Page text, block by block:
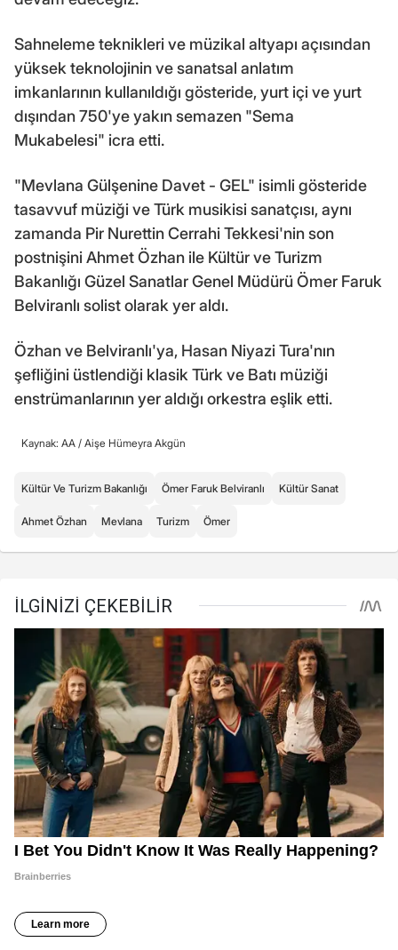
Sahneleme teknikleri ve müzikal altyapı açısından
yüksek teknolojinin ve sanatsal anlatım
imkanlarının kullanıldığı gösteride, yurt içi ve yurt
dışından 750'ye yakın semazen "Sema
Mukabelesi" icra etti.
"Mevlana Gülşenine Davet - GEL" isimli gösteride
tasavvuf müziği ve Türk musikisi sanatçısı, aynı
zamanda Pir Nurettin Cerrahi Tekkesi'nin son
postnişini Ahmet Özhan ile Kültür ve Turizm
Bakanlığı Güzel Sanatlar Genel Müdürü Ömer Faruk
Belviranlı solist olarak yer aldı.
Özhan ve Belviranlı'ya, Hasan Niyazi Tura'nın
şefliğini üstlendiği klasik Türk ve Batı müziği
enstrümanlarının yer aldığı orkestra eşlik etti.
Kaynak: AA / Aişe Hümeyra Akgün
Kültür Ve Turizm Bakanlığı Ömer Faruk Belviranlı Kültür Sanat
Ahmet Özhan Mevlana Turizm Ömer